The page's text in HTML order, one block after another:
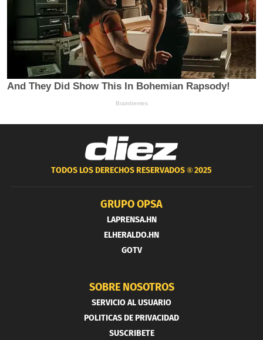
TODOS LOS DERECHOS RESERVADOS ®2025
GRUPO OPSA
LAPRENSA.HN
ELHERALDO.HN
GOTV
SOBRE NOSOTROS
SERVICIO AL USUARIO
POLITICAS DE PRIVACIDAD
SUSCRIBETE